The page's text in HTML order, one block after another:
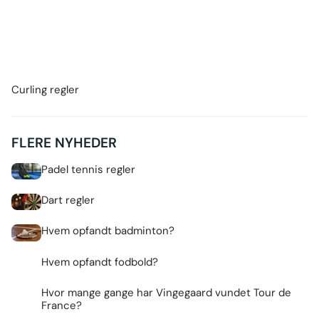
Curling regler
FLERE NYHEDER
Padel tennis regler
Dart regler
Hvem opfandt badminton?
Hvem opfandt fodbold?
Hvor mange gange har Vingegaard vundet Tour de
France?